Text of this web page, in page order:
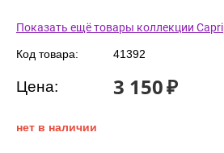
Показать ещё товары коллекции Capri
Код товара: 41392
Цена: 3 150₽
нет в наличии